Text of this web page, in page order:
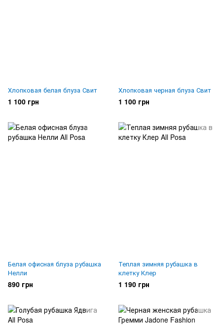
Хлопковая белая блуза Свит
1 100 грн
Хлопковая черная блуза Свит
1 100 грн
Белая офисная блуза рубашка
Нелли
890 грн
Теплая зимняя рубашка в
клетку Клер
1 190 грн